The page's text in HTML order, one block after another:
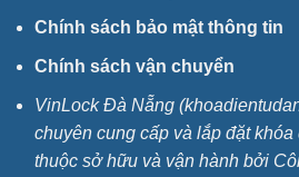
Chính sách bảo mật thông tin
Chính sách vận chuyển
VinLock Đà Nẵng
chuyên cung cấp và lắp đặt
thuộc sở hữu và vận hành bởi